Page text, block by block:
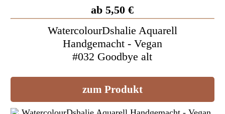
ab 5,50 €
WatercolourDshalie Aquarell
Handgemacht - Vegan
#032 Goodbye alt
zum Produkt